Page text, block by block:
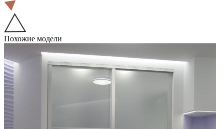
Похожие модели